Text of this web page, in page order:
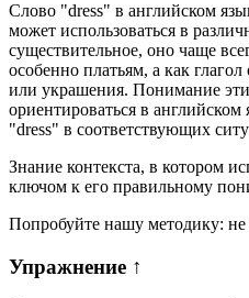
Слово "dress" в английском
может использоваться в
существительное, оно чаще
особенно платьям, а как
или украшения. Понимание
ориентироваться в английском
"dress" в соответствующих
Знание контекста, в котором
ключом к его правильному
Попробуйте нашу методику: не
Упражнение ↑